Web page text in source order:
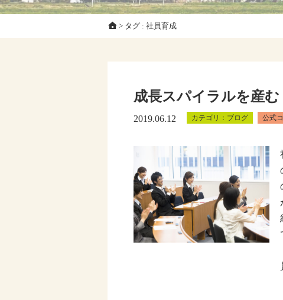
> タグ : 社員育成
成長スパイラルを産
2019.06.12 ブログ 公式